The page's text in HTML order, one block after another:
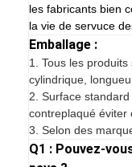
les fabricants bien
la vie de servuce
Emballage :
1.Tous les
cylindrique,
2. Surface
contreplaqué éviter
3. Selon des
Q1 : Pouvez-